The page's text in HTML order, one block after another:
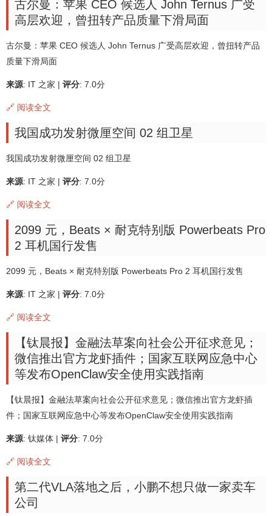
古尔曼：苹果 CEO 候选人 John Ternus 广受
高层欢迎，曾扭转产品质量下滑局面
古尔曼：苹果 CEO 候选人 John Ternus 广受高层欢迎，曾扭转产品
质量下滑局面
来源: IT 之家 | 评分: 7.0分
🔗 阅读全文
我国成功发射微厘空间 02 组卫星
我国成功发射微厘空间 02 组卫星
来源: IT 之家 | 评分: 7.0分
🔗 阅读全文
2099 元，Beats × 耐克特别版 Powerbeats Pro
2 耳机国行发售
2099 元，Beats × 耐克特别版 Powerbeats Pro 2 耳机国行发售
来源: IT 之家 | 评分: 7.0分
🔗 阅读全文
【钛晨报】金融法草案向社会公开征求意见；
微信推出官方龙虾插件；国家互联网应急中心
等发布OpenClaw安全使用实践指南
【钛晨报】金融法草案向社会公开征求意见；微信推出官方龙虾插
件；国家互联网应急中心等发布OpenClaw安全使用实践指南
来源: 钛媒体 | 评分: 7.0分
🔗 阅读全文
第二代VLA落地之后，小鹏不想只做一家卖车
公司